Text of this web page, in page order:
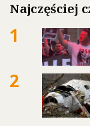
Najczęściej
1
2